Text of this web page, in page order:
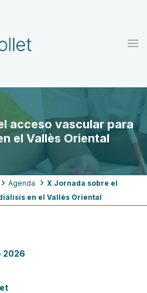
acceso vascular para
el Vallès Oriental
Agenda
X Jornada sobre el
en el Vallès Oriental
2026